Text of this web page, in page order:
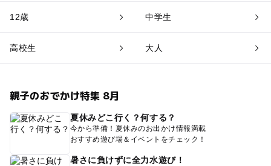
12歳 中学生
高校生 大人
親子のおでかけ特集 8月
夏休みどこ行く？何する？
今から準備！夏休みのお出かけ情報満載
おすすめ遊び場＆イベントをチェック！
暑さに負けずに全力水遊び！